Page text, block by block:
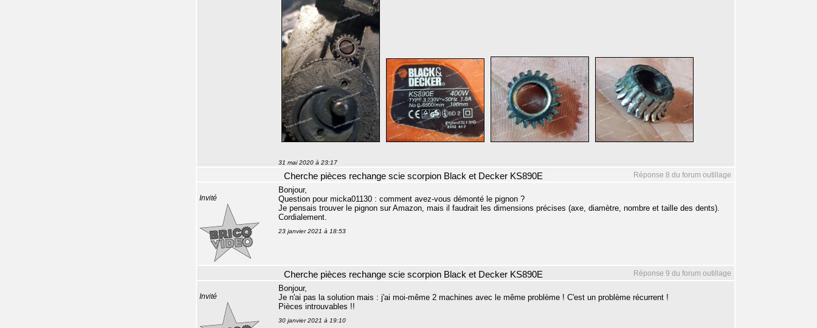
31 mai 2020 à 23:17
Réponse 8 du forum outillage
Cherche pièces rechange scie scorpion Black et Decker KS890E
Invité
Bonjour,
Question pour micka01130 : comment avez-vous démonté le pignon ?
Je pensais trouver le pignon sur Amazon, mais il faudrait les dimensions précises (axe, diamètre, nombre et taille des dents).
Cordialement.
23 janvier 2021 à 18:53
Réponse 9 du forum outillage
Cherche pièces rechange scie scorpion Black et Decker KS890E
Invité
Bonjour,
Je n'ai pas la solution mais : j'ai moi-même 2 machines avec le même problème ! C'est un problème récurrent !
Pièces introuvables !!
30 janvier 2021 à 19:10